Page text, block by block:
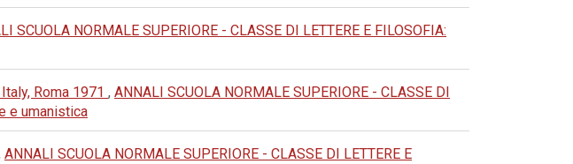
SCUOLA NORMALE SUPERIORE - CLASSE DI LETTERE E FILOSOFIA:
Roma 1971 , ANNALI SCUOLA NORMALE SUPERIORE - CLASSE DI
e umanistica
ANNALI SCUOLA NORMALE SUPERIORE - CLASSE DI LETTERE E